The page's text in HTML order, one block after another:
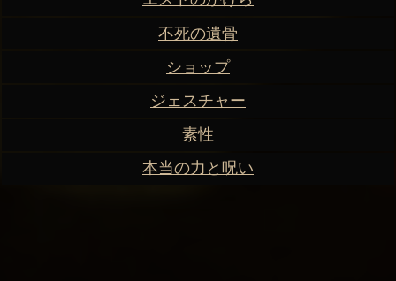
不死の遺骨
ショップ
ジェスチャー
素性
本当の力と呪い